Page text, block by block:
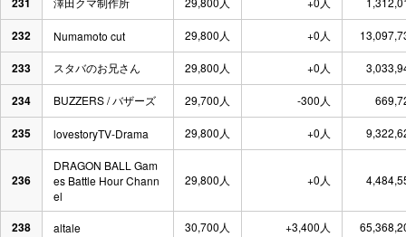
232 Numamoto cut 29,800人 +0人
233 スタバのお兄さん 29,800人 +0人
234 BUZZERS / バザーズ 29,700人 -300人
235 lovestoryTV-Drama 29,800人 +0人
236
DRAGON BALL Gam
es Battle Hour Chann
el
29,800人 +0人
238 altale 30,700人 +3,400人